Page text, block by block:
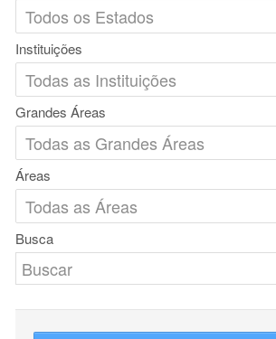
Instituições
Grandes Áreas
Áreas
Busca